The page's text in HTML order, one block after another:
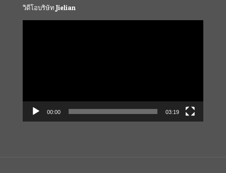
วิดีโอบริษัท Jielian
00:00 03:19